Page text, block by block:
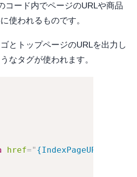
コード内でページのURLや商品
使われるものです。
とトップページのURLを出力し
なタグが使われます。
href=" {IndexPageURL}